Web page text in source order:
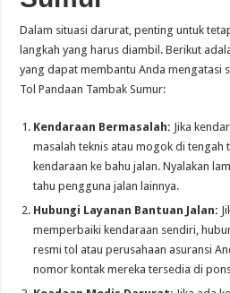
Dalam situasi darurat, penting untuk
langkah yang harus diambil. Berikut
yang dapat membantu Anda mengatasi
Tol Pandaan Tambak Sumur:
Kendaraan Bermasalah: Jika
masalah teknis atau mogok di tengah
kendaraan ke bahu jalan. Nyalakan
tahu pengguna jalan lainnya.
Hubungi Layanan Bantuan Jalan:
memperbaiki kendaraan sendiri,
resmi tol atau perusahaan asuransi
nomor kontak mereka tersedia di